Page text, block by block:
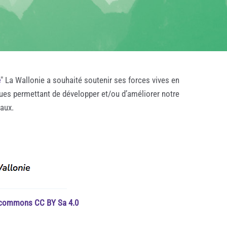
" La Wallonie a souhaité soutenir ses forces vives en
permettant de développer et/ou d’améliorer notre
CC BY Sa 4.0